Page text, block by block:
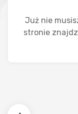
Już nie
stronie